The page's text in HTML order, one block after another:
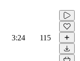
3:24 115